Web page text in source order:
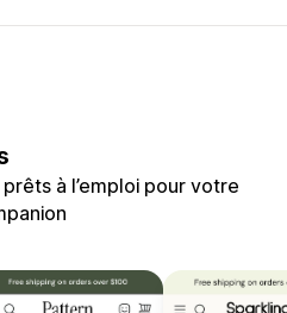
à l’emploi pour votre